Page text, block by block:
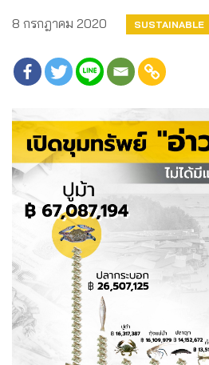
8 กรกฎาคม 2020 SUSTAINABLE